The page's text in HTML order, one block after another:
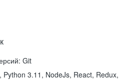
Git
Python 3.11, NodeJs, React, Redux,